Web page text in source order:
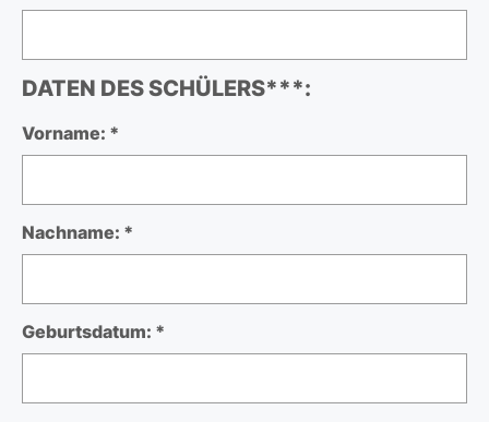
DATEN DES SCHÜLERS***:
Vorname: *
Nachname: *
Geburtsdatum: *